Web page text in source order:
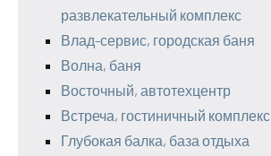
развлекательный комплекс
Влад-сервис, городская баня
Волна, баня
Восточный, автотехцентр
Встреча, гостиничный комплекс
Глубокая балка, база отдыха